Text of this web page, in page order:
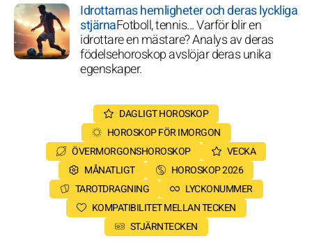
Idrottarnas hemligheter och deras lyckliga
stjärnaFotboll, tennis... Varför blir en
idrottare en mästare? Analys av deras
födelsehoroskop avslöjar deras unika
egenskaper.
DAGLIGT HOROSKOP
HOROSKOP FÖR IMORGON
ÖVERMORGONSHOROSKOP
VECKA
MÅNATLIGT
HOROSKOP 2026
TAROTDRAGNING
LYCKONUMMER
KOMPATIBILITET MELLAN TECKEN
STJÄRNTECKEN